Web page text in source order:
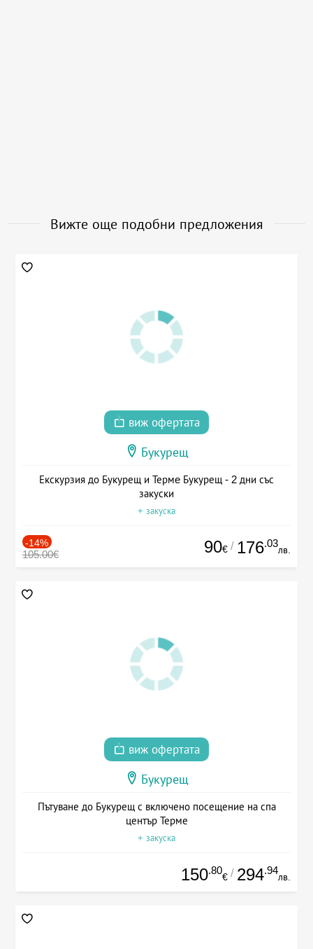
Вижте още подобни предложения
виж офертата
Букурещ
Екскурзия до Букурещ и Термe Букурещ - 2 дни със
закуски
+ закуска
-14%
105.00€ 90€ / 176.03
лв.
виж офертата
Букурещ
Пътуване до Букурещ с включено посещение на спа
център Терме
+ закуска
150.80
€ / 294.94
лв.